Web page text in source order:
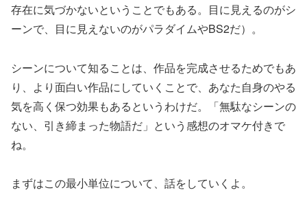
存在に気づかないということでもある。目に見えるのがシ
ーンで、目に見えないのがパラダイムやBS2だ）。
シーンについて知ることは、作品を完成させるためでもあ
り、より面白い作品にしていくことで、あなた自身のやる
気を高く保つ効果もあるというわけだ。「無駄なシーンの
ない、引き締まった物語だ」という感想のオマケ付きで
ね。
まずはこの最小単位について、話をしていくよ。